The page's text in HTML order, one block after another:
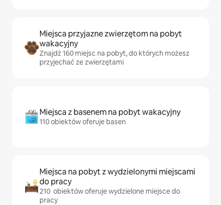
Miejsca przyjazne zwierzętom na pobyt
wakacyjny
Znajdź 160 miejsc na pobyt, do których możesz
przyjechać ze zwierzętami
Miejsca z basenem na pobyt wakacyjny
110 obiektów oferuje basen
Miejsca na pobyt z wydzielonymi miejscami
do pracy
210 obiektów oferuje wydzielone miejsce do
pracy